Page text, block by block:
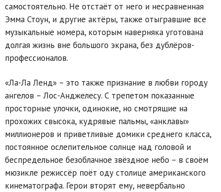
самостоятельно. Не отстаёт от него и несравненная
Эмма Стоун, и другие актёры, также отыгравшие все
музыкальные номера, которым наверняка уготована
долгая жизнь вне большого экрана, без дублёров-
профессионалов.
«Ла-Ла Ленд» – это также признание в любви городу
ангелов – Лос-Анджелесу. С трепетом показанные
просторные улочки, одинокие, но смотрящие на
прохожих свысока, кудрявые пальмы, «анклавы»
миллионеров и приветливые домики среднего класса,
постоянное ослепительное солнце над головой и
беспредельное безоблачное звёздное небо – в своём
мюзикле режиссёр поёт оду столице американского
кинематографа. Герои вторят ему, невербально